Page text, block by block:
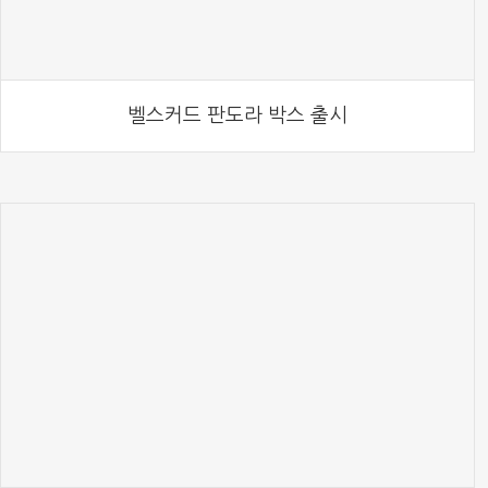
벨스커드 판도라 박스 출시